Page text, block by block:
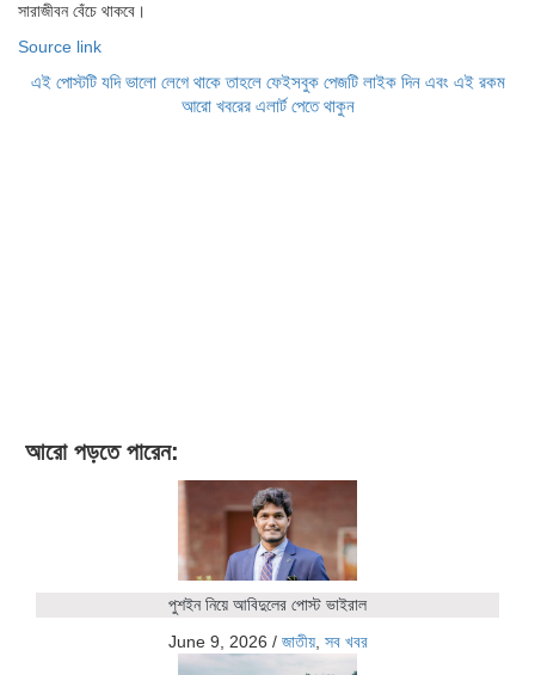
সারাজীবন বেঁচে থাকবে।
Source link
এই পোস্টটি যদি ভালো লেগে থাকে তাহলে ফেইসবুক পেজটি লাইক দিন এবং এই রকম
আরো খবরের এলার্ট পেতে থাকুন
আরো পড়তে পারেন:
পুশইন নিয়ে আবিদুলের পোস্ট ভাইরাল
June 9, 2026 / জাতীয়, সব খবর